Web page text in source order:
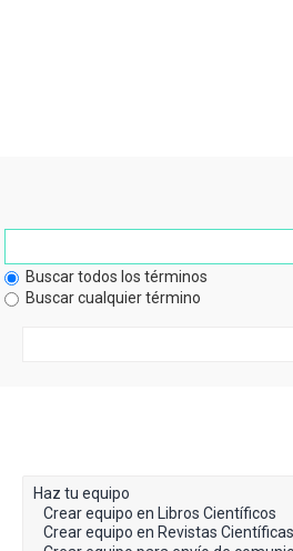
Buscar todos los términos
Buscar cualquier término